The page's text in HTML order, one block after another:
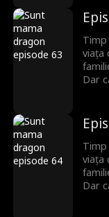
ținea
Timp
viața
Dar
ținea
Timp
viața
Dar